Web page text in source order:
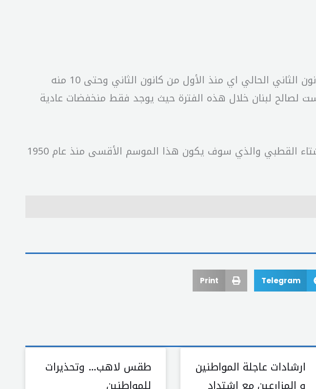
أفادت صفحة الأرصاد الجوية في لبنان عبر “فيسبوك” ان القسم الاول من كانون الثاني الحالي اي منذ الأول من كانون الثاني وحتى 10 منه
لصالح لبنان خلال هذه الفترة حيث يوجد فقط منخفضات عادية
وأضافت الصفحة: “ما يحدث الآن هو مجرد هدوء قبل دخول لبنان في عز الشتاء القطبي والذي سوف يكون هذا الموسم الأقسى منذ عام 1950
Telegram
Print
ارشادات عاجلة المواطنين
طقس لاهب… وتحذيرات